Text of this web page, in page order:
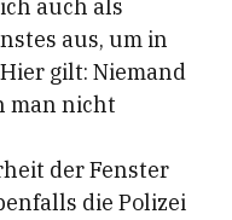
auch als
aus, um in
gilt: Niemand
man nicht
der Fenster
die Polizei